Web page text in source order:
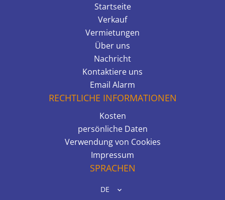
Startseite
Verkauf
Vermietungen
Über uns
Nachricht
Kontaktiere uns
Email Alarm
RECHTLICHE INFORMATIONEN
Kosten
persönliche Daten
Verwendung von Cookies
Impressum
SPRACHEN
DE